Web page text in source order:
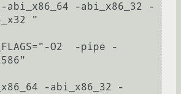
-abi_x86_64 -abi_x86_32 -
"
O2  -pipe -
-abi_x86_32 -